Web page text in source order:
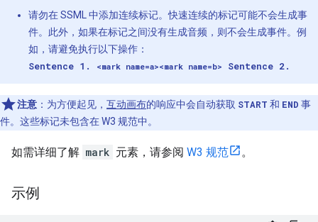
请勿在 SSML 中添加连续标记。快速连续的标记可能不会生成事
件。此外，如果在标记之间没有生成音频，则不会生成事件。例
如，请避免执行以下操作：
Sentence 1. <mark name=a><mark name=b> Sentence 2.
注意 ：为方便起见， 互动画布的响应中会自动获取 START 和 END 事
件。这些标记未包含在 W3 规范中。
如需详细了解 mark 元素，请参阅 W3 规范 。
示例